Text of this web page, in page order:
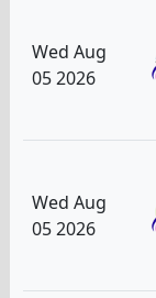
Wed Aug
05 2026
Wed Aug
05 2026